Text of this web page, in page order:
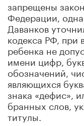
запрещены
Федерации,
Даванков
кодекса РФ, при
ребенка не
имени цифр,
обозначений,
являющихся
знака «дефис»,
бранных слов,
титулы.